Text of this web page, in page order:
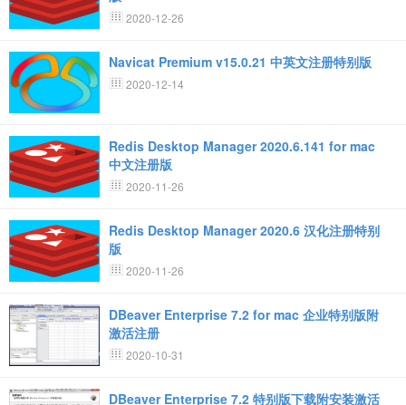
2020-12-26
Navicat Premium v15.0.21 中英文注册特别版
2020-12-14
Redis Desktop Manager 2020.6.141 for mac
中文注册版
2020-11-26
Redis Desktop Manager 2020.6 汉化注册特别
版
2020-11-26
DBeaver Enterprise 7.2 for mac 企业特别版附
激活注册
2020-10-31
DBeaver Enterprise 7.2 特别版下载附安装激活